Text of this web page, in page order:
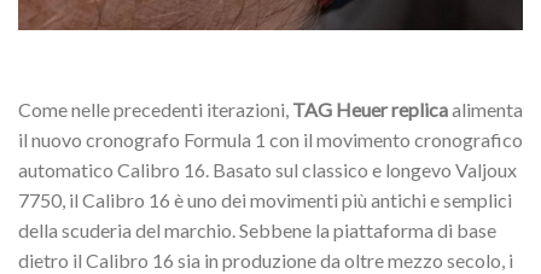
Come nelle precedenti iterazioni, TAG Heuer replicaalimenta
il nuovo cronografo Formula 1 con il movimento cronografico
automatico Calibro 16. Basato sul classico e longevo Valjoux
7750, il Calibro 16 è uno dei movimenti più antichi e semplici
della scuderia del marchio. Sebbene la piattaforma di base
dietro il Calibro 16 sia in produzione da oltre mezzo secolo, i